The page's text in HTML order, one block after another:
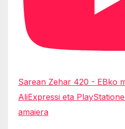
Sarean Zehar 420 - EBko
AliExpressi eta
amaiera